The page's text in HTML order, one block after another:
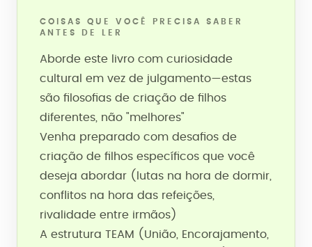
COISAS QUE VOCÊ PRECISA SABER
ANTES DE LER
Aborde este livro com curiosidade
cultural em vez de julgamento—estas
são filosofias de criação de filhos
diferentes, não "melhores"
Venha preparado com desafios de
criação de filhos específicos que você
deseja abordar (lutas na hora de dormir,
conflitos na hora das refeições,
rivalidade entre irmãos)
A estrutura TEAM (União, Encorajamento,